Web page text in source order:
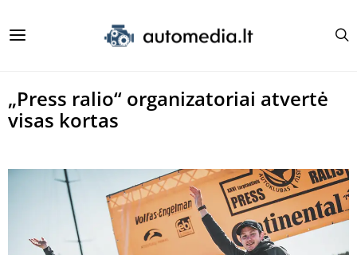
„Press ralio“ organizatoriai atvertė
visas kortas